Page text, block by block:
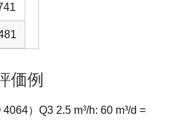
価例
）Q3 2.5 m³/h: 60 m³/d =